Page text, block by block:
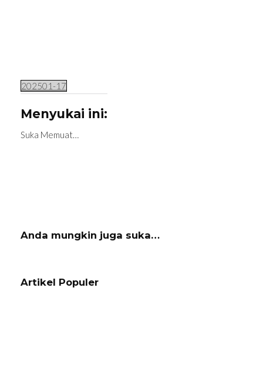
202501-17
Menyukai ini:
Suka Memuat…
Navigasi
Anda mungkin juga suka…
Artikel Populer